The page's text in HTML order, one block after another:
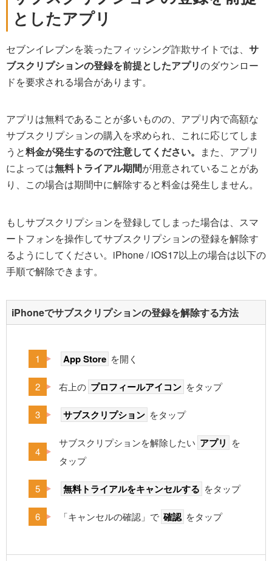
としたアプリ
セブンイレブンを装ったフィッシング詐欺サイトでは、 サ
ブスクリプションの登録を前提としたアプリのダウンロー
ドを要求される場合があります。
アプリは無料であることが多いものの、アプリ内で高額な
サブスクリプションの購入を求められ、これに応じてしま
うと料金が発生するので注意してください。 また、アプリ
によっては無料トライアル期間が用意されていることがあ
り、この場合は期間中に解除すると料金は発生しません。
もしサブスクリプションを登録してしまった場合は、スマ
ートフォンを操作してサブスクリプションの登録を解除す
るようにしてください。iPhone / iOS17以上の場合は以下の
手順で解除できます。
iPhoneでサブスクリプションの登録を解除する方法
App Store を開く
右上の プロフィールアイコン をタップ
サブスクリプション をタップ
サブスクリプションを解除したい アプリ を
タップ
無料トライアルをキャンセルする をタップ
「キャンセルの確認」で 確認 をタップ